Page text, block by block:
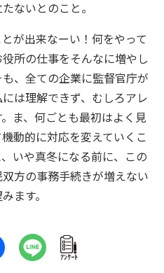
ないとのこと。
が出来なーい！何をやって
所の仕事をそんなに増やし
、全ての企業に監督官庁が
は理解できず、むしろアレ
ま、何ごとも最初はよく見
動的に対応を変えていくこ
いや真冬になる前に、この
方の事務手続きが増えない
ます。
ｱﾝｹｰﾄ